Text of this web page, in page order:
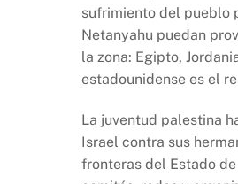
sufrimiento del pueblo
Netanyahu puedan
la zona: Egipto,
estadounidense es el
La juventud palestina
Israel contra sus
fronteras del Estado